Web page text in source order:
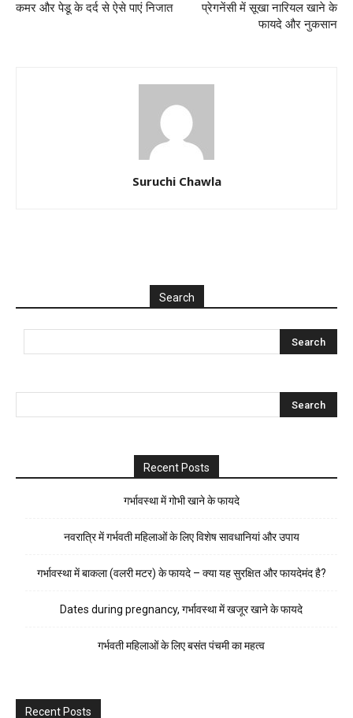
कमर और पेडू के दर्द से ऐसे पाएं निजात
प्रेगनेंसी में सूखा नारियल खाने के
फायदे और नुकसान
Suruchi Chawla
Search
Recent Posts
गर्भावस्था में गोभी खाने के फायदे
नवरात्रि में गर्भवती महिलाओं के लिए विशेष सावधानियां और उपाय
गर्भावस्था में बाकला (वलरी मटर) के फायदे – क्या यह सुरक्षित और फायदेमंद है?
Dates during pregnancy, गर्भावस्था में खजूर खाने के फायदे
गर्भवती महिलाओं के लिए बसंत पंचमी का महत्व
Recent Posts